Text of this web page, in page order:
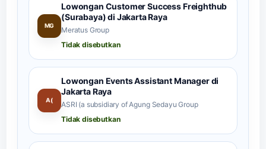
MG
Lowongan Customer Success Freighthub
(Surabaya) di Jakarta Raya
Meratus Group
Tidak disebutkan
A(
Lowongan Events Assistant Manager di
Jakarta Raya
ASRI (a subsidiary of Agung Sedayu Group
Tidak disebutkan